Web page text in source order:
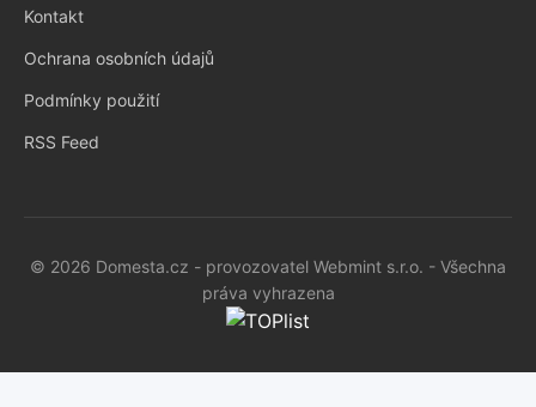
Kontakt
Ochrana osobních údajů
Podmínky použití
RSS Feed
© 2026 Domesta.cz - provozovatel Webmint s.r.o. - Všechna
práva vyhrazena